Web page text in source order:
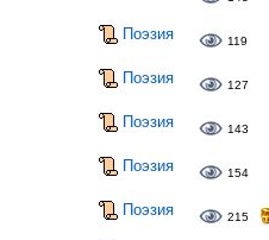
Поэзия 119
Поэзия 127
Поэзия 143
Поэзия 154
Поэзия 215